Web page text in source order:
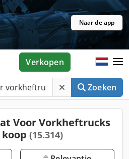
Naar de app
Zoeken
Verkopen
Voor Vorkheftrucks
(15.314)